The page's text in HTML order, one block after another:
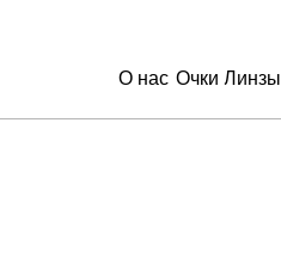
О нас Очки Линзы